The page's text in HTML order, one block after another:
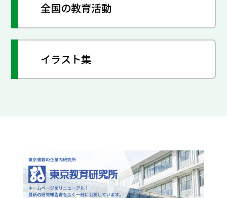
全国の教育活動
イラスト集